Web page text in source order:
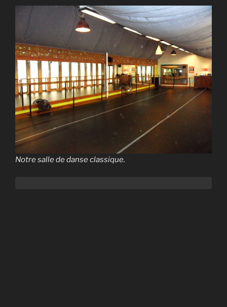
Notre salle de danse classique.